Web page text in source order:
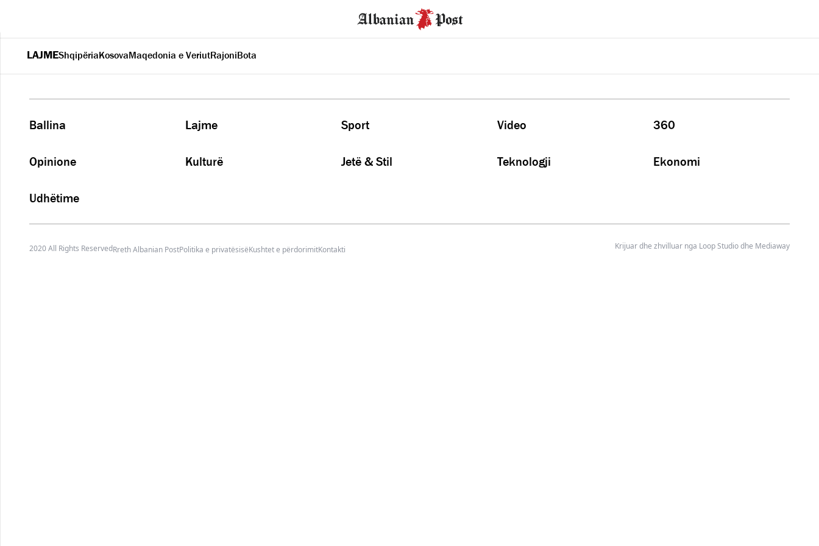
LAJMEShqipëriaKosovaMaqedonia e VeriutRajoniBota
Ballina Lajme Sport Video 360
Opinione Kulturë Jetë & Stil Teknologji Ekonomi
Udhëtime
2020 All Rights ReservedRreth Albanian PostPolitika e privatësisëKushtet e përdorimitKontakti Krijuar dhe zhvilluar nga Loop Studiodhe Mediaway